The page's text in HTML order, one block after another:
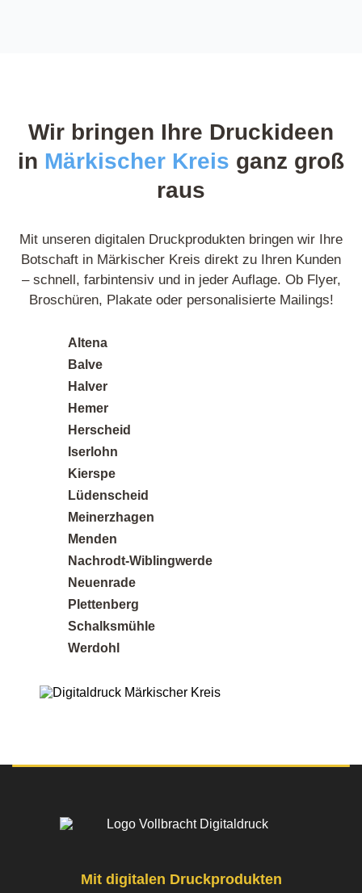
getestet habe. Ich bestelle auf jeden Fall wieder.
Norbert L.
Team hat mich super beraten, welches Material
am besten zu meinem Projekt passt. Das
Ergebnis hat meine Erwartungen übertroffen!
Posted on
Google
Sandra K.
12 Rezensionen
Broschüren und war überrascht, wie günstig und
Google
Wir bringen Ihre Druckideen
in Märkischer Kreis ganz groß
raus
Mit unseren digitalen Druckprodukten bringen wir Ihre
Botschaft in Märkischer Kreis direkt zu Ihren Kunden
– schnell, farbintensiv und in jeder Auflage. Ob Flyer,
Broschüren, Plakate oder personalisierte Mailings!
Altena
Balve
Halver
Hemer
Herscheid
Iserlohn
Kierspe
Lüdenscheid
Meinerzhagen
Menden
Nachrodt-Wiblingwerde
Neuenrade
Plettenberg
Schalksmühle
Werdohl
Mit digitalen Druckprodukten